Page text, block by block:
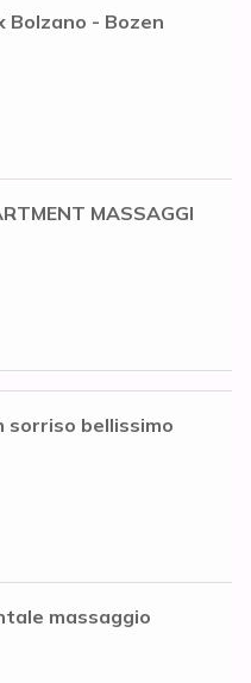
Bolzano - Bozen
MASSAGGI
sorriso bellissimo
massaggio